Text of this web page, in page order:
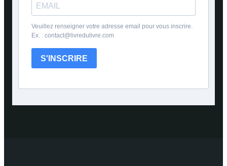
Veuillez renseigner votre adresse email pour vous inscrire.
Ex. : contact@livredulivre.com
S'INSCRIRE